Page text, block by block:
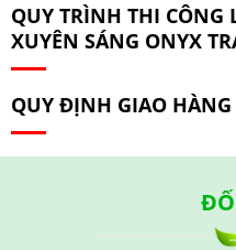
QUY TRÌNH THI CÔNG
XUYÊN SÁNG ONYX
QUY ĐỊNH GIAO